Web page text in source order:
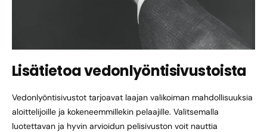
Lisätietoa vedonlyöntisivustoista
Vedonlyöntisivustot tarjoavat laajan valikoiman mahdollisuuksia
aloittelijoille ja kokeneemmillekin pelaajille. Valitsemalla
luotettavan ja hyvin arvioidun pelisivuston voit nauttia